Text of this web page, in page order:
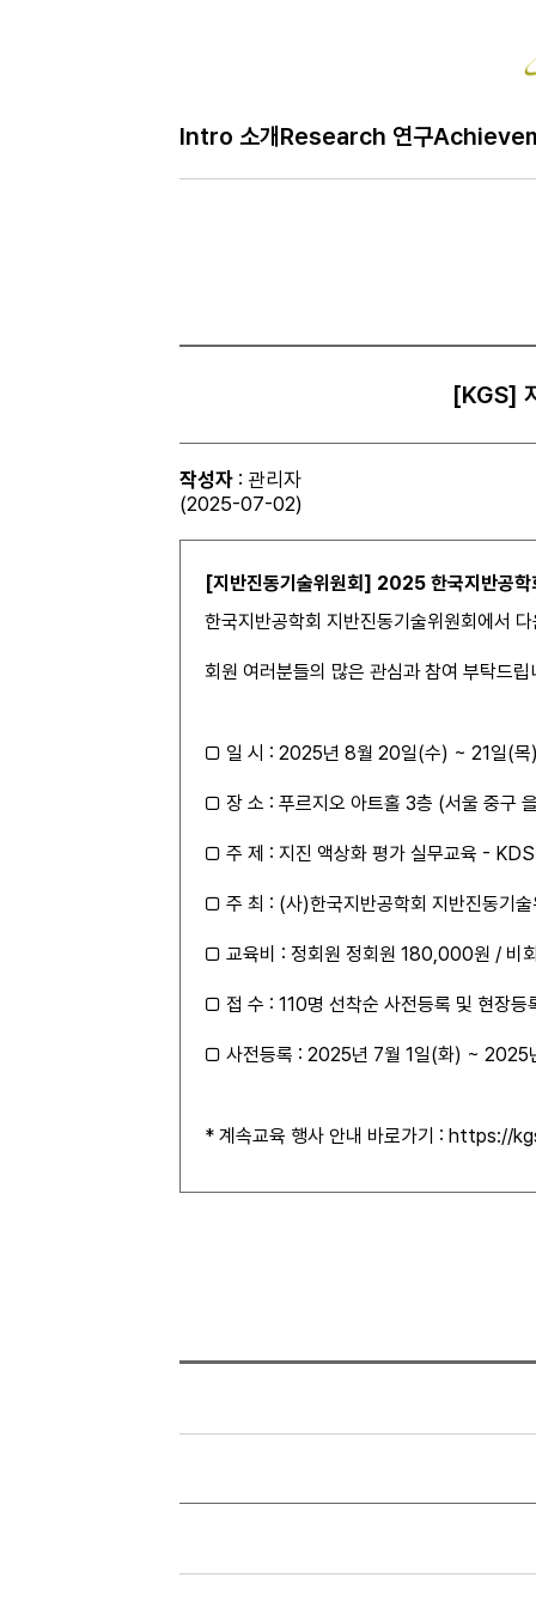
Intro 소개 Research 연구
[KGS]
작성자 : 관리자
(2025-07-02)
[지반진동기술위원회] 2025 한국지반공
한국지반공학회 지반진동기술위원회에서
회원 여러분들의 많은 관심과 참여 부탁드립
□ 일 시 : 2025년 8월 20일(수) ~ 21일(목
□ 장 소 : 푸르지오 아트홀 3층 (서울 중구
□ 주 제 : 지진 액상화 평가 실무교육 -
□ 주 최 : (사)한국지반공학회 지반진동기술
□ 교육비 : 정회원 정회원 180,000원 / 비
□ 접 수 : 110명 선착순 사전등록 및 현장
□ 사전등록 : 2025년 7월 1일(화) ~ 2025
* 계속교육 행사 안내 바로가기 : https://